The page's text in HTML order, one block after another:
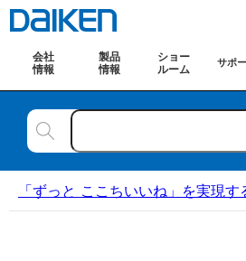
会社
情報
製品
情報
ショー
ルーム
サポ
「ずっと ここちいいね」を実現